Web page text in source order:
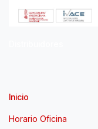
Inicio
Horario Oficina